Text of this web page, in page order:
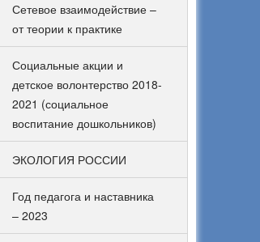
Сетевое взаимодействие –
от теории к практике
Социальные акции и
детское волонтерство 2018-
2021 (социальное
воспитание дошкольников)
ЭКОЛОГИЯ РОССИИ
Год педагога и наставника
– 2023